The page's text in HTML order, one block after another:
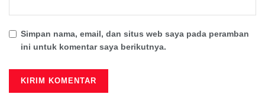
Simpan nama, email, dan situs web saya pada peramban
ini untuk komentar saya berikutnya.